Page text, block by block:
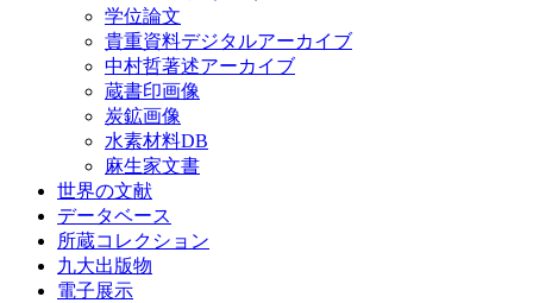
学位論文
貴重資料デジタルアーカイブ
中村哲著述アーカイブ
蔵書印画像
炭鉱画像
水素材料DB
麻生家文書
世界の文献
データベース
所蔵コレクション
九大出版物
電子展示